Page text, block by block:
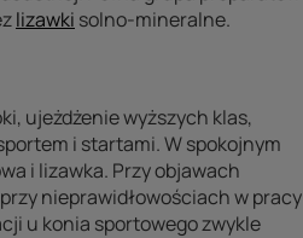
lizawki solno-mineralne.
ujeżdżenie wyższych klas,
i startami. W spokojnym
i lizawka. Przy objawach
nieprawidłowościach w pracy
u konia sportowego zwykle